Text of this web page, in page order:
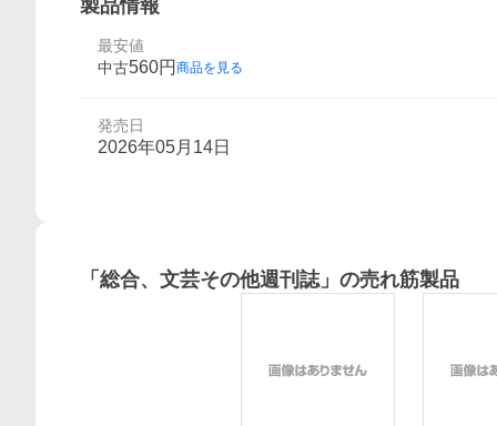
製品情報
最安値
中古560円 商品を見る
発売日
2026年05月14日
「 総合、文芸その他週刊誌」の売れ筋製品